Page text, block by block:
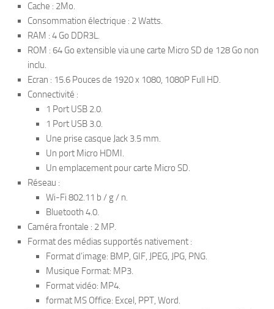
Cache : 2Mo.
Consommation électrique : 2 Watts.
RAM : 4 Go DDR3L.
ROM : 64 Go extensible via une carte Micro SD de 128 Go non
inclu.
Ecran : 15.6 Pouces de 1920 x 1080, 1080P Full HD.
Connectivité :
1 Port USB 2.0.
1 Port USB 3.0.
Une prise casque Jack 3.5 mm.
Un port Micro HDMI.
Un emplacement pour carte Micro SD.
Réseau :
Wi-Fi 802.11 b / g / n.
Bluetooth 4.0.
Caméra frontale : 2 MP.
Format des médias supportés nativement :
Format d’image: BMP, GIF, JPEG, JPG, PNG.
Musique Format: MP3.
Format vidéo: MP4.
format MS Office: Excel, PPT, Word.